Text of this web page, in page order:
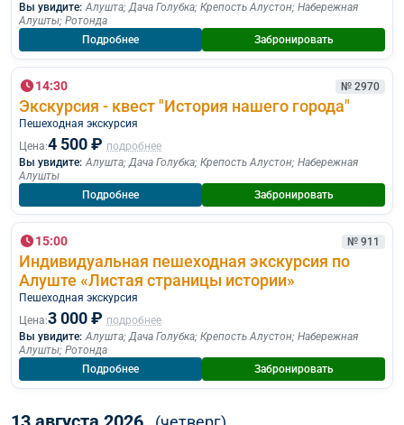
Вы увидите: Алушта;Дача Голубка; Крепость Алустон; Набережная
Алушты; Ротонда
Подробнее
Забронировать
14:30 № 2970
Экскурсия - квест "История нашего города"
Пешеходная экскурcия
Цена:4 500 ₽ подробнее
Вы увидите: Алушта;Дача Голубка; Крепость Алустон; Набережная
Алушты
Подробнее
Забронировать
15:00 № 911
Индивидуальная пешеходная экскурсия по
Алуште «Листая страницы истории»
Пешеходная экскурcия
Цена:3 000 ₽ подробнее
Вы увидите: Алушта;Дача Голубка; Крепость Алустон; Набережная
Алушты; Ротонда
Подробнее
Забронировать